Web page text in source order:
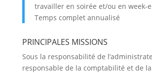
travailler en soirée et/ou en week-
Temps complet annualisé
PRINCIPALES MISSIONS
Sous la responsabilité de
responsable de la comptabilité et de